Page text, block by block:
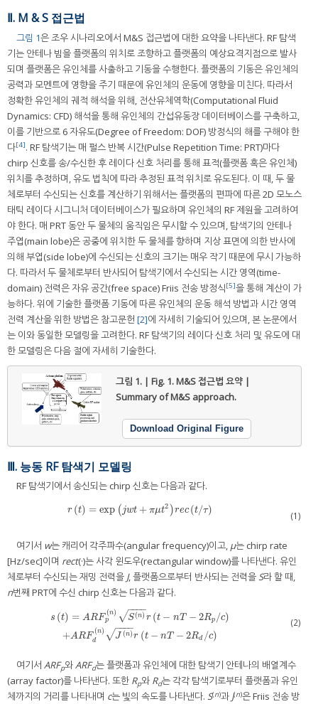
Ⅱ. M & S 접근법
그림 1은 조우 시나리오에서 M&S 접근법에 대한 요약을 나타낸다. RF 탐색
기는 안테나 빔을 플랫폼의 위치로 조향하고 플랫폼의 예상요격지점으로 발사
되며 플랫폼은 유인체를 사출하고 기동을 수행한다. 플랫폼의 기동은 유인체의
공력과 모멘트에 영향을 주기 때문에 유인체의 운동에 영향을 미친다. 따라서
정확한 유인체의 궤적 해석을 위해, 전산유체역학(Computational Fluid
Dynamics: CFD) 해석을 통해 유인체의 간섭유동장 데이터베이스를 구축하고,
이를 기반으로 6 자유도(Degree of Freedom: DOF) 방정식의 해를 구해야 한
다[4]. RF 탐색기는 매 펄스 반복 시간(Pulse Repetition Time: PRT)마다
chirp 신호를 송/수신한 후 레이다 신호 처리를 통해 표적(플랫폼 혹은 유인체)
위치를 추정하며, 유도 법칙에 따라 추정된 표적 위치로 유도된다. 이 때, 두 물
체로부터 수신되는 신호를 계산하기 위해서는 플랫폼의 편파에 따른 2D 모노스
태틱 레이다 시그니처 데이터베이스가 필요하며 유인체의 RF 제원을 고려하여
야 한다. 매 PRT 동안 두 물체의 움직임은 무시할 수 있으며, 탐색기의 안테나
주엽(main lobe)은 공중에 위치한 두 물체를 향하며 지상 표면에 의한 반사에
의해 부엽(side lobe)에 수신되는 신호의 크기는 매우 작기 때문에 무시 가능하
다. 따라서 두 물체로부터 반사되어 탐색기에서 수신되는 시간 영역(time-
domain) 전력은 자유 공간(free space) Friis 전송 방정식[5]을 통해 계산이 가
능하다. 위에 기술한 플랫폼 기동에 따른 유인체의 운동 해석 방법과 시간 영역
전력 계산을 위한 방법은 참고문헌 [2]에 자세히 기술되어 있으며, 본 논문에서
는 이와 동일한 모델링을 고려한다. RF 탐색기의 레이다 신호 처리 및 유도에 대
한 모델링은 다음 절에 자세히 기술한다.
그림 1. | Fig. 1.M&S 접근법 요약 |
Summary of M&S approach.
Download Original Figure
Ⅲ. 능동 RF 탐색기 모델링
RF 탐색기에서 송신되는 chirp 신호는 다음과 같다.
r (t) = exp ( jwt + πμt2 )rec (t/τ)
rt=expjwt+πμt2rect/τ (1)
여기서 w는 캐리어 각주파수(angular frequency)이고, μ는 chirp rate
[Hz/sec]이며 rect(·)는 사각 윈도우(rectangular window)를 나타낸다. 유인
체로부터 수신되는 재밍 전력을 J, 플랫폼으로부터 반사되는 전력을 S라 할 때,
n번째 PRT에 수신 chirp 신호는 다음과 같다.
s (t) = ARF
(n)
p S(n)
− −
−−
√ r (t − nT − 2Rp /c)
+ARF
(n)
d J (n)
− −
−−
√ r (t − nT − 2Rd /c)
= AR nr t−n T−2Rp AR 2R /c (2)
여기서 ARFp와ARFd는 플랫폼과 유인체에 대한 탐색기 안테나의 배열계수
(array factor)를 나타낸다. 또한 Rp와 Rd는 각각 탐색기로부터 플랫폼과 유인
체까지의 거리를 나타내며 c는 빛의 속도를 나타낸다. S(n)과 J(n)은 Friis 전송 방